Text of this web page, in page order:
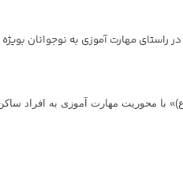
راستای مهارت آموزی به نوجوانان
با محوریت مهارت آموزی به افراد